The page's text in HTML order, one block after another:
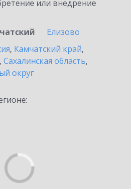
или внедрение
Елизово
, Камчатский край,
, Сахалинская область,
округ